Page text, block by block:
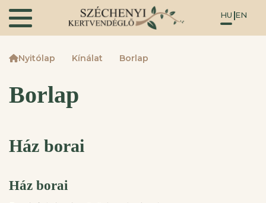
HU EN
Nyitólap Kínálat Borlap
Borlap
Ház borai
Ház borai